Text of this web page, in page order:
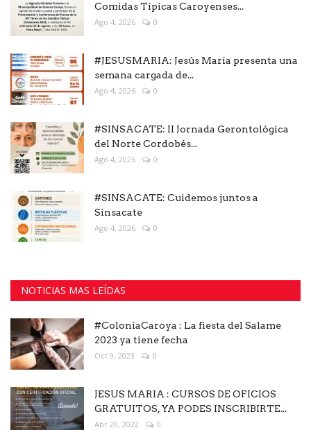
Comidas Típicas Caroyenses...
Ago 4, 2026 0
#JESUSMARIA: Jesús María presenta una
semana cargada de...
Ago 4, 2026 0
#SINSACATE: II Jornada Gerontológica
del Norte Cordobés...
Ago 4, 2026 0
#SINSACATE: Cuidemos juntos a
Sinsacate
Ago 4, 2026 0
NOTICIAS MAS LEÍDAS
#ColoniaCaroya : La fiesta del Salame
2023 ya tiene fecha
Oct 9, 2023 0
JESUS MARIA : CURSOS DE OFICIOS
GRATUITOS, YA PODES INSCRIBIRTE...
Abr 20, 2022 0